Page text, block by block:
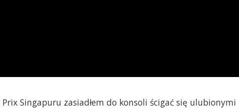
Singapuru zasiadłem do konsoli ścigać się ulubionymi